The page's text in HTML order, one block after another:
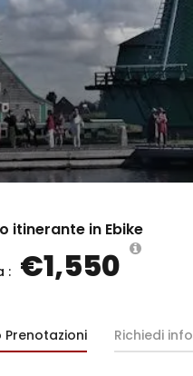
itinerante in Ebike
: €1,550
Prenotazioni Richiedi info